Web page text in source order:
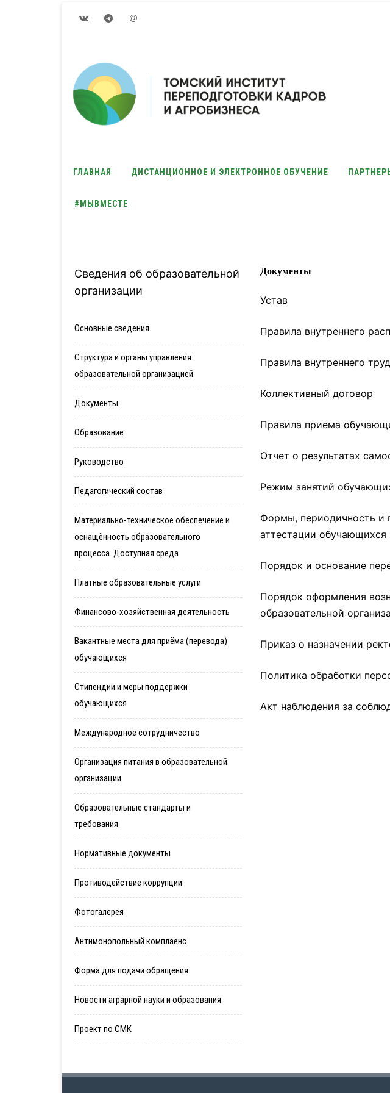
ГЛАВНАЯ ДИСТАНЦИОННОЕ И ЭЛЕКТРОННОЕ ОБУЧЕНИЕ
#МЫВМЕСТЕ
Документы
Устав
Правила внутреннего
Правила внутреннего
Коллективный договор
Правила приема
Отчет о результатах
Режим занятий
Формы, периодичность и
аттестации обучающихся
Порядок и основание
Порядок оформления
образовательной
Приказ о назначении
Политика обработки
Акт наблюдения за
Сведения об образовательной
организации
Основные сведения
Структура и органы управления
образовательной организацией
Документы
Образование
Руководство
Педагогический состав
Материально-техническое обеспечение и
оснащённость образовательного
процесса. Доступная среда
Платные образовательные услуги
Финансово-хозяйственная деятельность
Вакантные места для приёма (перевода)
обучающихся
Стипендии и меры поддержки
обучающихся
Международное сотрудничество
Организация питания в образовательной
организации
Образовательные стандарты и
требования
Нормативные документы
Противодействие коррупции
Фотогалерея
Антимонопольный комплаенс
Форма для подачи обращения
Новости аграрной науки и образования
Проект по СМК